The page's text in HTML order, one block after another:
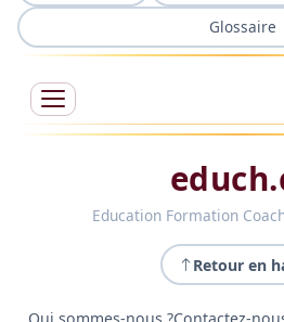
Glossaire
Education Formation
Retour en